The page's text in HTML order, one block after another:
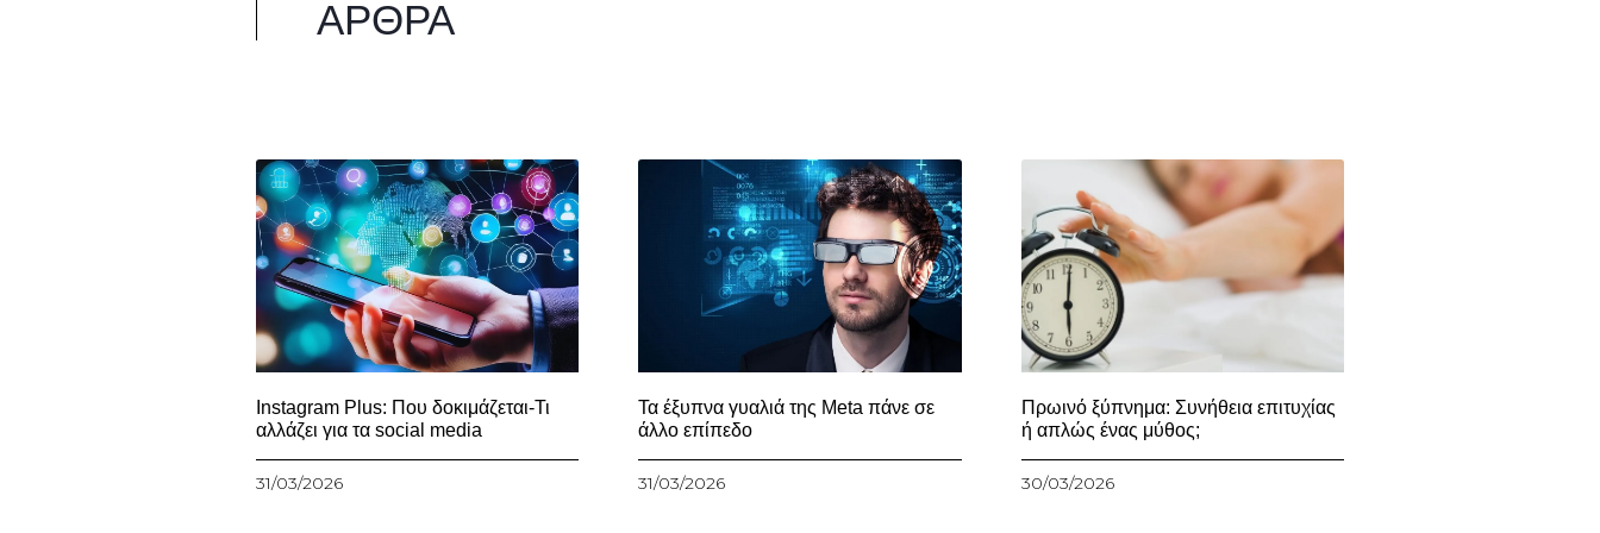
ΆΡΘΡΑ
Instagram Plus: Που δοκιμάζεται-Τι
αλλάζει για τα social media
31/03/2026
Τα έξυπνα γυαλιά της Meta πάνε σε
άλλο επίπεδο
31/03/2026
Πρωινό ξύπνημα: Συνήθεια επιτυχίας
ή απλώς ένας μύθος;
30/03/2026